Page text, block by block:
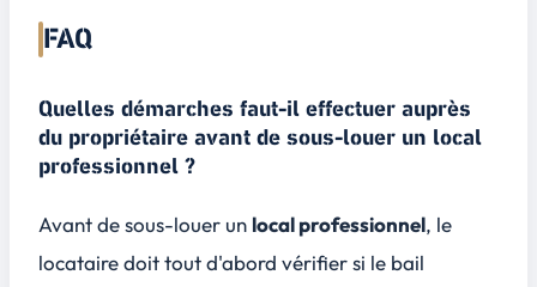
FAQ
Quelles démarches faut-il effectuer auprès
du propriétaire avant de sous-louer un local
professionnel ?
Avant de sous-louer un local professionnel, le
locataire doit tout d'abord vérifier si le bail